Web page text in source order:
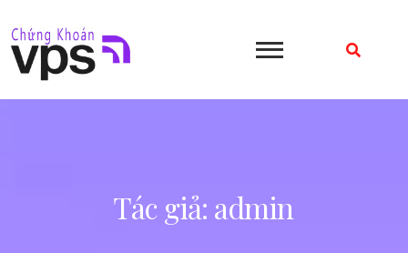
to
content
Tác giả: admin